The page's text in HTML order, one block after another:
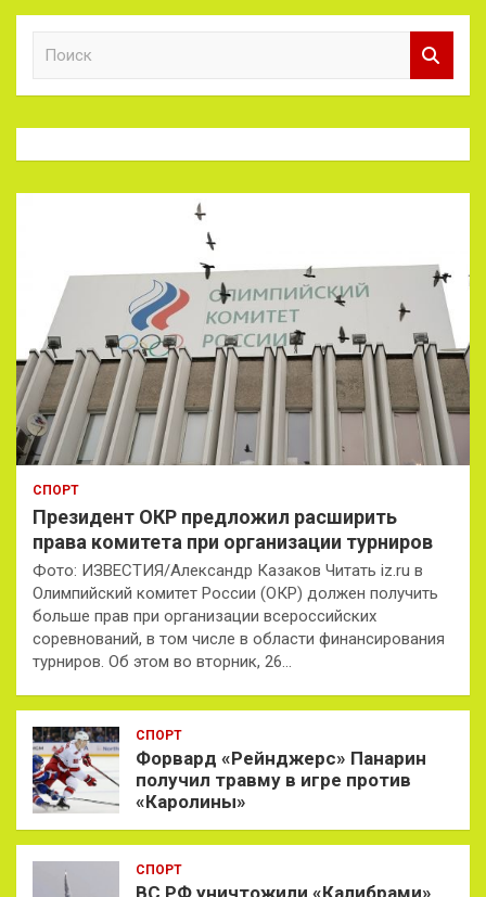
к
СПОРТ
Президент ОКР предложил расширить
права комитета при организации турниров
Фото: ИЗВЕСТИЯ/Александр Казаков Читать iz.ru в
Олимпийский комитет России (ОКР) должен получить
больше прав при организации всероссийских
соревнований, в том числе в области финансирования
турниров. Об этом во вторник, 26…
СПОРТ
Форвард «Рейнджерс» Панарин
получил травму в игре против
«Каролины»
СПОРТ
ВС РФ уничтожили «Калибрами»